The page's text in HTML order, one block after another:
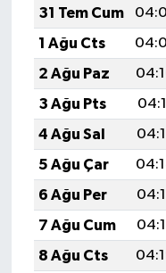
31 Tem Cum
1 Ağu Cts
2 Ağu Paz
3 Ağu Pts
4 Ağu Sal
5 Ağu Çar
6 Ağu Per
7 Ağu Cum
8 Ağu Cts
TARİH
Genel
Politika
YEREL
BÖLGEDEN
BİLİM TEKNOLOJİ